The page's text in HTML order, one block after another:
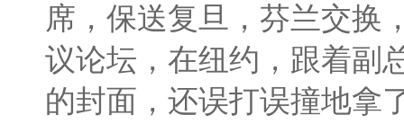
席，保送复旦，芬兰交换
议论坛，在纽约，跟着副
的封面，还误打误撞地拿